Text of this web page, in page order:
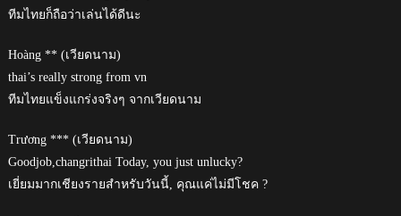
ทีมไทยก็ถือว่าเล่นได้ดีนะ
Hoàng ** (เวียดนาม)
thai’s really strong from vn
ทีมไทยแข็งแกร่งจริงๆ จากเวียดนาม
Trương *** (เวียดนาม)
Goodjob,changrithai Today, you just unlucky?
เยี่ยมมากเชียงรายสำหรับวันนี้, คุณแค่ไม่มีโชค ?